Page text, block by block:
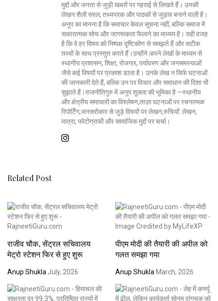
मुद्दों और जनता से जुड़ी खबरों पर गहराई से लिखते हैं। उनकी
लेखन शैली सरल, तथ्यपरक और पाठकों से जुड़ाव बनाने वाली है।
अनूप का मानना है कि समाचार केवल सूचना नहीं, बल्कि समाज में
सकारात्मक सोच और जागरूकता फैलाने का माध्यम है। यही वजह
है कि वे हर विषय को निष्पक्ष दृष्टिकोण से समझते हैं और सटीक
तथ्यों के साथ प्रस्तुत करते हैं।उन्होंने अपने लेखों के माध्यम से
स्थानीय प्रशासन, शिक्षा, रोजगार, पर्यावरण और जनसमस्याओं
जैसे कई विषयों पर प्रकाश डाला है। उनके लेख न सिर्फ घटनाओं
की जानकारी देते हैं, बल्कि उन पर विचार और समाधान की दिशा भी
सुझाते हैं।राजनीतिगुरु में अनूप शुक्ला की भूमिका है —स्थानीय
और क्षेत्रीय समाचारों का विश्लेषण,ताज़ा घटनाओं पर रचनात्मक
रिपोर्टिंग,जनसरोकार से जुड़े विषयों पर लेखन,रुचियाँ: लेखन,
यात्रा, फोटोग्राफी और सामाजिक मुद्दों पर चर्चा।
Related Post
राजीव चौक, सेंट्रल सचिवालय
मेट्रो स्टेशन फिर से हुए शुरू
Anup Shukla July, 2026
पीएम मोदी की तैयारी की अपील को
गलत समझा गया
Anup Shukla March, 2026